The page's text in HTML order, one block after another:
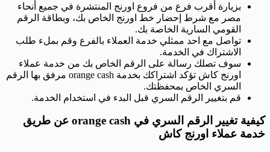
بزيارة أقرب فرع من فروع اورنج المنتشرة في جميع أنحاء
مصر مع شرط إحضار خط اورنج الخاص بك، وبطاقة الرقم
القومي السارية الخاصة بك.
تواصل مع احد ممثلي خدمة العملاء بالفرع وقم بملء طلب
الاشتراك في الخدمة.
سوف تصلك رسالة على الرقم الخاص بك من خدمة عملاء
اورنج كاش تؤكد اشتراكك بخدمة orange cash مرفق بها الرقم
السري الخاص بمحفظتك.
قم بتغيير الرقم السري قبل البدء في استخدام الخدمة.
كيفية تغيير الرقم السري في orange cash عن طريق
خدمة عملاء اورنج كاش